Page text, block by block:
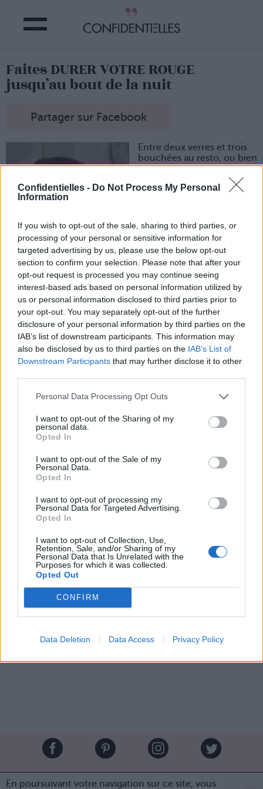
Confidentielles - Do Not Process My Personal
Information
If you wish to opt-out of the sale, sharing to third parties, or
processing of your personal or sensitive information for
targeted advertising by us, please use the below opt-out
section to confirm your selection. Please note that after your
opt-out request is processed you may continue seeing
interest-based ads based on personal information utilized by
us or personal information disclosed to third parties prior to
your opt-out. You may separately opt-out of the further
disclosure of your personal information by third parties on the
IAB’s list of downstream participants. This information may
also be disclosed by us to third parties on the IAB’s List of
Downstream Participants that may further disclose it to other
Personal Data Processing Opt Outs
I want to opt-out of the Sharing of my
personal data.
Opted In
I want to opt-out of the Sale of my
Personal Data.
Opted In
I want to opt-out of processing my
Personal Data for Targeted Advertising.
Opted In
I want to opt-out of Collection, Use,
Retention, Sale, and/or Sharing of my
Personal Data that Is Unrelated with the
Purposes for which it was collected.
Opted Out
CONFIRM
Data Deletion Data Access Privacy Policy
En poursuivant votre navigation sur ce site, vous
Faites DURER VOTRE ROUGE
jusqu’au bout de la nuit
Partager sur Facebook
Entre deux verres et trois
bouchées au resto, ou bien
en soirée entre deux
apéros, votre rouge se fait
la malle petit à petit.
pensez-vous ? Que nenni.
Voici les trucs qui
marchent pour une
fixation rouge béton.
1. Etape 1 : hydratation
Optez pour un soin qui laisse les lèvres souples et
douces, un baume nourrissant par exemple, et assurez-
rouge.
2. Etape 2 : coloration
que le rouge que vous avez choisi. Ensuite, dessinez le
contour de vos lèvres avec un crayon. Pour éviter un
contour trop dur, n’hésitez pas à passer un pinceau pour
les yeux pour estomper le tracé. Appliquez votre rouge.
Posez sur votre bouche un mouchoir en papier dédoublé
(pour qu’il soit le plus fin possible), et appliquez un peu
de poudre transparente à l’aide d’un pinceau ou d’une
éponge à maquillage. Retirez le mouchoir, remettez du
rouge et répétez l’opération poudre.
Crédit photo :Pinterest
Brandeploy Qui sommes-nous ? Presse
Annonceur